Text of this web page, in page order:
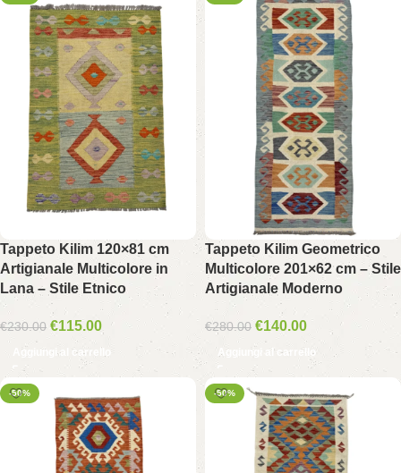
Tappeto Kilim 120×81 cm
Artigianale Multicolore in
Lana – Stile Etnico
€230.00 €115.00
Aggiungi al carrello
Tappeto Kilim Geometrico
Multicolore 201×62 cm – Stile
Artigianale Moderno
€280.00 €140.00
Aggiungi al carrello
-50% -50%